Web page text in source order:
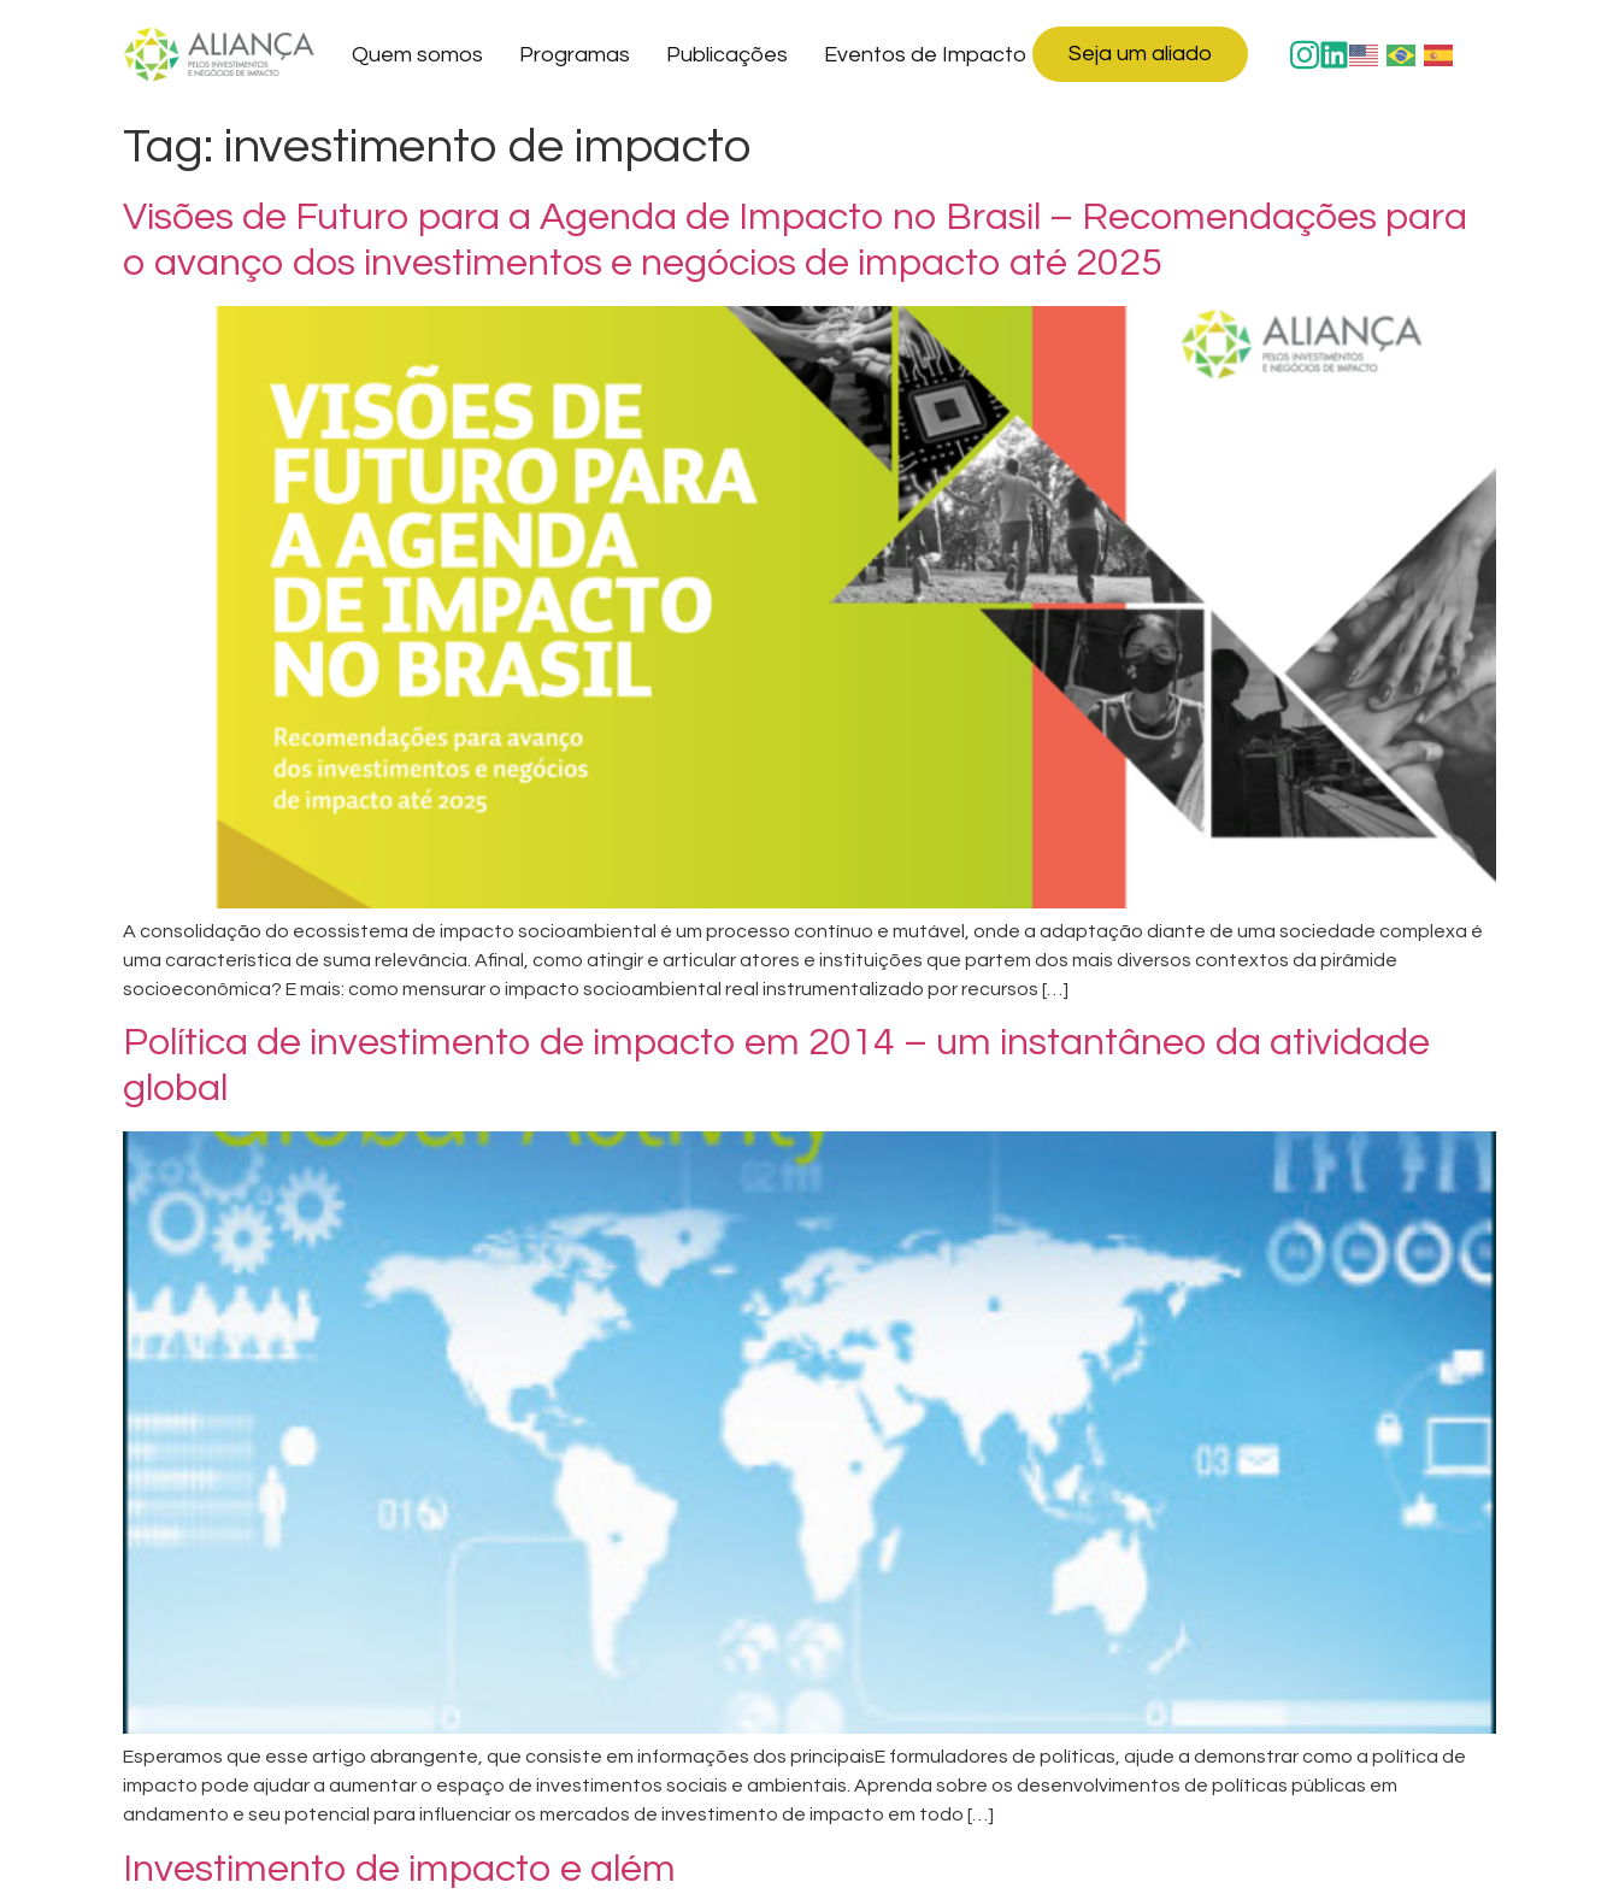
Quem somos Programas Publicações Eventos de Impacto Seja um aliado
Tag: investimento de impacto
Visões de Futuro para a Agenda de Impacto no Brasil – Recomendações para
o avanço dos investimentos e negócios de impacto até 2025
A consolidação do ecossistema de impacto socioambiental é um processo contínuo e mutável, onde a adaptação diante de uma sociedade complexa é
uma característica de suma relevância. Afinal, como atingir e articular atores e instituições que partem dos mais diversos contextos da pirâmide
socioeconômica? E mais: como mensurar o impacto socioambiental real instrumentalizado por recursos […]
Política de investimento de impacto em 2014 – um instantâneo da atividade
global
Esperamos que esse artigo abrangente, que consiste em informações dos principaisE formuladores de políticas, ajude a demonstrar como a política de
impacto pode ajudar a aumentar o espaço de investimentos sociais e ambientais. Aprenda sobre os desenvolvimentos de políticas públicas em
andamento e seu potencial para influenciar os mercados de investimento de impacto em todo […]
Investimento de impacto e além